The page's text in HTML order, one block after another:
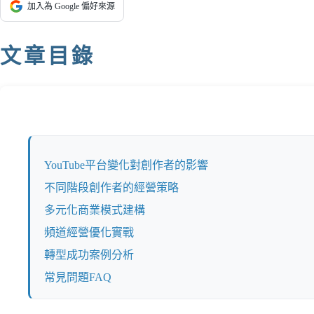
加入為 Google 偏好來源
文章目錄
YouTube平台變化對創作者的影響
不同階段創作者的經營策略
多元化商業模式建構
頻道經營優化實戰
轉型成功案例分析
常見問題FAQ